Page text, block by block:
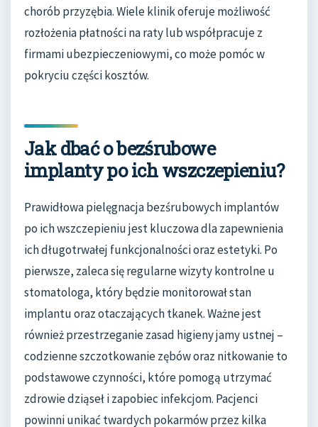
chorób przyzębia. Wiele klinik oferuje możliwość
rozłożenia płatności na raty lub współpracuje z
firmami ubezpieczeniowymi, co może pomóc w
pokryciu części kosztów.
Jak dbać o bezśrubowe
implanty po ich wszczepieniu?
Prawidłowa pielęgnacja bezśrubowych implantów
po ich wszczepieniu jest kluczowa dla zapewnienia
ich długotrwałej funkcjonalności oraz estetyki. Po
pierwsze, zaleca się regularne wizyty kontrolne u
stomatologa, który będzie monitorował stan
implantu oraz otaczających tkanek. Ważne jest
również przestrzeganie zasad higieny jamy ustnej –
codzienne szczotkowanie zębów oraz nitkowanie to
podstawowe czynności, które pomogą utrzymać
zdrowie dziąseł i zapobiec infekcjom. Pacjenci
powinni unikać twardych pokarmów przez kilka